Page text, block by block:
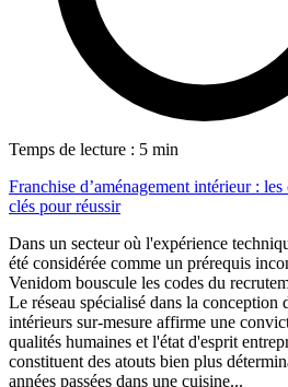
Temps de lecture : 5 min
Franchise d’aménagement intérieur : les
clés pour réussir
Dans un secteur où l'expérience
été considérée comme un prérequis
Venidom bouscule les codes du
Le réseau spécialisé dans la conception
intérieurs sur-mesure affirme une
qualités humaines et l'état d'esprit
constituent des atouts bien plus
années passées dans une cuisine...